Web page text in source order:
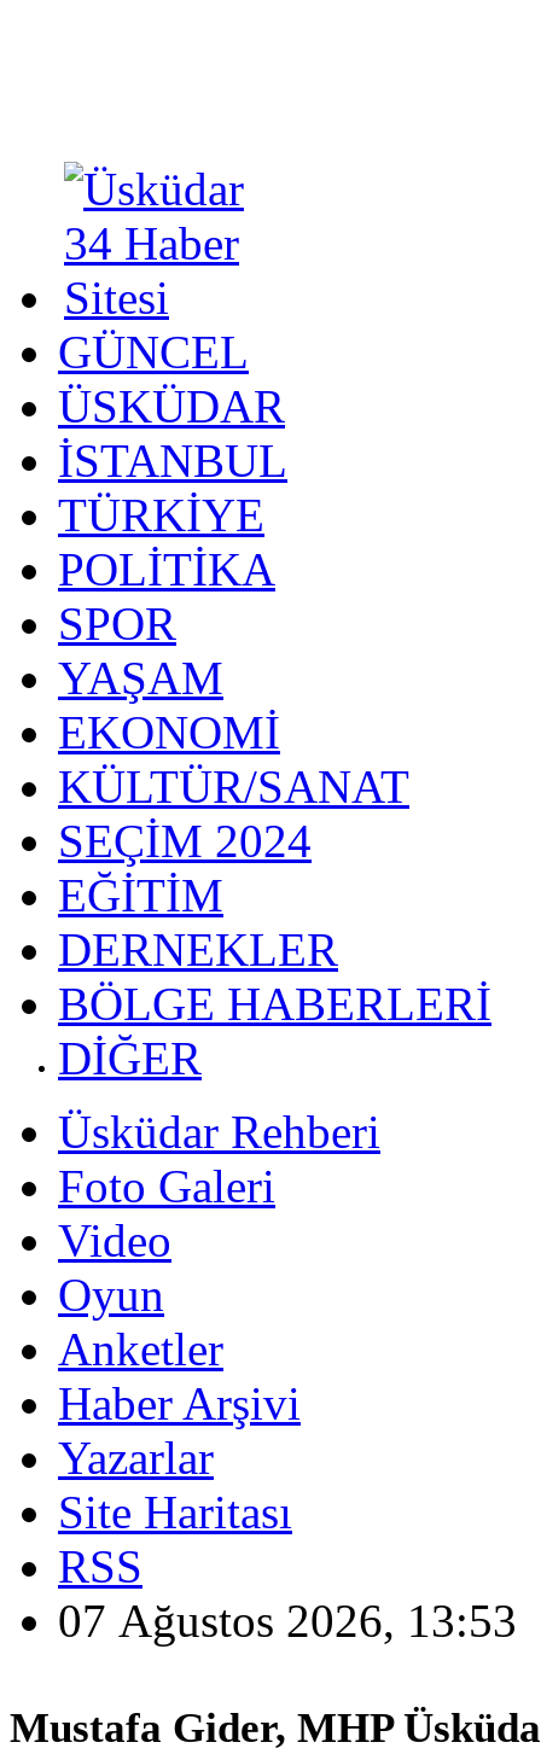
GÜNCEL
ÜSKÜDAR
İSTANBUL
TÜRKİYE
POLİTİKA
SPOR
YAŞAM
EKONOMİ
KÜLTÜR/SANAT
SEÇİM 2024
EĞİTİM
DERNEKLER
BÖLGE HABERLERİ
DİĞER
Üsküdar Rehberi
Foto Galeri
Video
Oyun
Anketler
Haber Arşivi
Yazarlar
Site Haritası
RSS
07 Ağustos 2026, 13:53
Mustafa Gider, MHP